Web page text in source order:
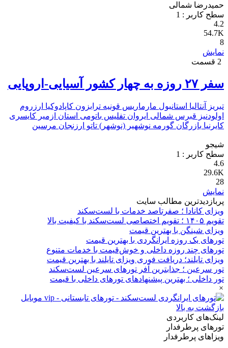
حمیدرضا شمالی
سطح کاربر : 1
4.2
54.7K
8
نمایش
2 قسمت
سفر ۲۷ روزه به چهار کشور آسیایی-اروپایی
تبریز آنتالیا استانبول مارماریس قونیه ترابزون کاپادوکیا ارزروم
اولودنیز قبرس شمالی ایروان تفلیس باتومی استان ازمیر کایسری
کایرنیا بازرگان گورمه نوشهیر (نوشهر) تاتو ارزنجان مرسین
شیجو
سطح کاربر : 1
4.6
29.6K
28
نمایش
پربازدیدترین مطالب سایت
ویزای کانادا ؛ صفرتاصد خدمات با لست‌سکند
تقویم ۱۴۰۵ ؛ تقویم اختصاصی لست‌سکند با کیفیت بالا
ویزای شینگن با بهترین قیمت
تورهای یک روزه ایرانگردی با بهترین قیمت
تورهای چند روزه داخلی و خوش‌قیمت با خدمات متنوع
ویزای تایلند؛ دریافت فوری ویزای تایلند با بهترین قیمت
تور سرعین ؛ جذابترین آفر تورهای سرعین لست‌سکند
تور داخلی ؛ بهترین پیشنهادهای تورهای داخلی با قیمت
×
بازگشت به بالا
لینک‌های کاربردی
تورهای پرطرفدار
ویزاهای پرطرفدار